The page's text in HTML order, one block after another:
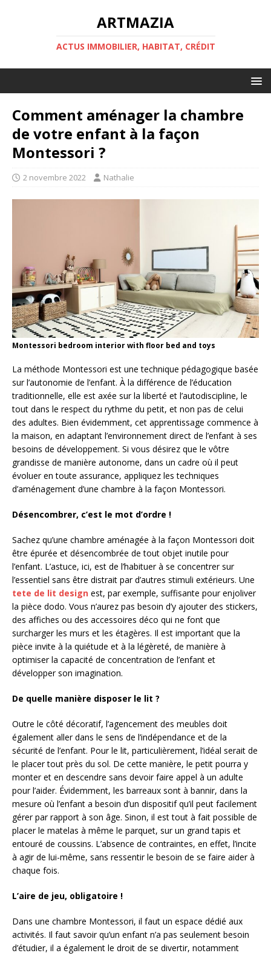
ARTMAZIA
ACTUS IMMOBILIER, HABITAT, CRÉDIT
Comment aménager la chambre
de votre enfant à la façon
Montessori ?
2 novembre 2022 Nathalie
Montessori bedroom interior with floor bed and toys
La méthode Montessori est une technique pédagogique basée
sur l’autonomie de l’enfant. À la différence de l’éducation
traditionnelle, elle est axée sur la liberté et l’autodiscipline, le
tout dans le respect du rythme du petit, et non pas de celui
des adultes. Bien évidemment, cet apprentissage commence à
la maison, en adaptant l’environnement direct de l’enfant à ses
besoins de développement. Si vous désirez que le vôtre
grandisse de manière autonome, dans un cadre où il peut
évoluer en toute assurance, appliquez les techniques
d’aménagement d’une chambre à la façon Montessori.
Désencombrer, c’est le mot d’ordre !
Sachez qu’une chambre aménagée à la façon Montessori doit
être épurée et désencombrée de tout objet inutile pour
l’enfant. L’astuce, ici, est de l’habituer à se concentrer sur
l’essentiel sans être distrait par d’autres stimuli extérieurs. Une
tete de lit design est, par exemple, suffisante pour enjoliver
la pièce dodo. Vous n’aurez pas besoin d’y ajouter des stickers,
des affiches ou des accessoires déco qui ne font que
surcharger les murs et les étagères. Il est important que la
pièce invite à la quiétude et à la légèreté, de manière à
optimiser la capacité de concentration de l’enfant et
développer son imagination.
De quelle manière disposer le lit ?
Outre le côté décoratif, l’agencement des meubles doit
également aller dans le sens de l’indépendance et de la
sécurité de l’enfant. Pour le lit, particulièrement, l’idéal serait de
le placer tout près du sol. De cette manière, le petit pourra y
monter et en descendre sans devoir faire appel à un adulte
pour l’aider. Évidemment, les barreaux sont à bannir, dans la
mesure où l’enfant a besoin d’un dispositif qu’il peut facilement
gérer par rapport à son âge. Sinon, il est tout à fait possible de
placer le matelas à même le parquet, sur un grand tapis et
entouré de coussins. L’absence de contraintes, en effet, l’incite
à agir de lui-même, sans ressentir le besoin de se faire aider à
chaque fois.
L’aire de jeu, obligatoire !
Dans une chambre Montessori, il faut un espace dédié aux
activités. Il faut savoir qu’un enfant n’a pas seulement besoin
d’étudier, il a également le droit de se divertir, notamment